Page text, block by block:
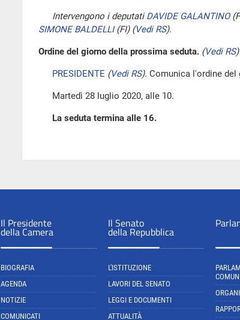
Intervengono i deputati DAVIDE GALANTINO
SIMONE BALDELLI(FI) (Vedi RS).
Ordine del giorno della prossima seduta. (Vedi RS)
PRESIDENTE (Vedi RS). Comunica l'ordine
Martedì 28 luglio 2020, alle 10.
La seduta termina alle 16.
Il Presidente
della Camera
BIOGRAFIA
AGENDA
NOTIZIE
COMUNICATI
Il Senato
della Repubblica
L'ISTITUZIONE
LAVORI DEL SENATO
LEGGI E DOCUMENTI
ATTUALITÀ